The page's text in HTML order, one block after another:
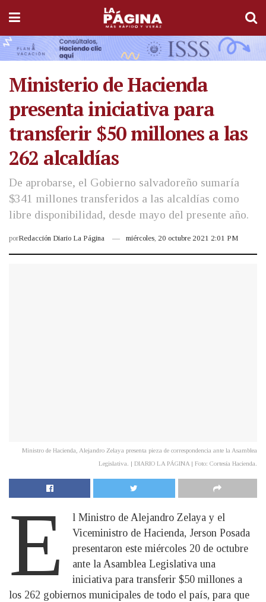
Ministerio de Hacienda
presenta iniciativa para
transferir $50 millones a las
262 alcaldías
De aprobarse, el Gobierno salvadoreño sumaría
$341 millones transferidos a las alcaldías como
libre disponibilidad, desde mayo del presente año.
porRedacción Diario La Página miércoles, 20 octubre 2021 2:01 PM
Ministro de Hacienda, Alejandro Zelaya presenta pieza de correspondencia ante la Asamblea
Legislativa. | DIARIO LA PÁGINA | Foto: Cortesía Hacienda.
E
l Ministro de Alejandro Zelaya y el
Viceministro de Hacienda, Jerson Posada
presentaron este miércoles 20 de octubre
ante la Asamblea Legislativa una
iniciativa para transferir $50 millones a
los 262 gobiernos municipales de todo el país, para que